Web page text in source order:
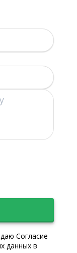
Согласие
данных в